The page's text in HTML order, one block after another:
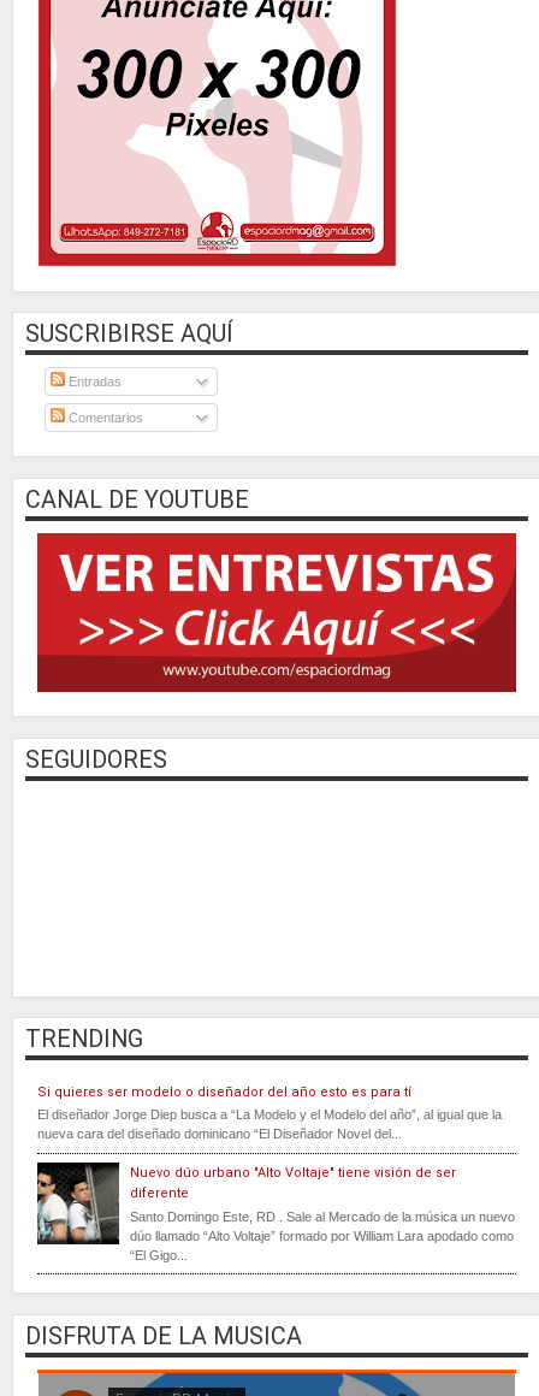
SUSCRIBIRSE AQUÍ
Entradas
Comentarios
CANAL DE YOUTUBE
SEGUIDORES
TRENDING
Si quieres ser modelo o diseñador del año esto es para tí
El diseñador Jorge Diep busca a “La Modelo y el Modelo del año”, al igual que la
nueva cara del diseñado dominicano “El Diseñador Novel del...
Nuevo dúo urbano "Alto Voltaje" tiene visión de ser
diferente
Santo Domingo Este, RD . Sale al Mercado de la música un nuevo
dúo llamado “Alto Voltaje” formado por William Lara apodado como
“El Gigo...
DISFRUTA DE LA MUSICA